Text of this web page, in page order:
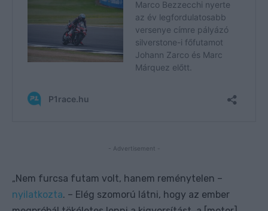
- Advertisement -
„Nem furcsa futam volt, hanem reménytelen –
nyilatkozta. – Elég szomorú látni, hogy az ember